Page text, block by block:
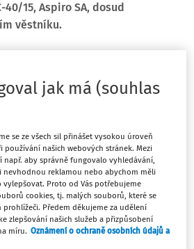
40/15, Aspiro SA, dosud
věstníku.
Sb. , o dani z přidané hodnoty
a) směrnice Rady 2006/112/ES
být vykládán v tom smyslu, že na
pojistných událostí, jako jsou
řízení, které poskytuje třetí
pojišťovací společnosti, se
od daně upravené v tomto
jak má (souhlas
se ze všech sil přinášet vysokou úroveň
našich webových stránek. Mezi
aby správně fungovalo vyhledávání,
nevhodnou reklamou nebo abychom měli
Proto od Vás potřebujeme
cookies, tj. malých souborů, které se
prohlížeči. Předem děkujeme za udělení
zlepšování našich služeb a přizpůsobení
míru. Oznámení o ochraně osobních údajů a